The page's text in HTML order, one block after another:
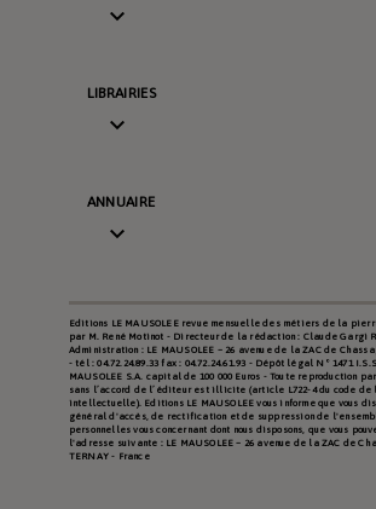

LIBRAIRIES

ANNUAIRE

Editions LE MAUSOLEE revue mensuelle des métiers de la
par M. René Motinot - Directeur de la rédaction : Claude Gargi
Administration : LE MAUSOLEE – 26 avenue de la ZAC de
- tél : 04.72.24.89.33 fax : 04.72.24.61.93 - Dépôt légal N° 1471
MAUSOLEE S.A. capital de 100 000 Euros - Toute reproduction
sans l’accord de l’éditeur est illicite (article L722-4 du code
intellectuelle). Editions LE MAUSOLEE vous informe que vous
général d'accès, de rectification et de suppression de
personnelles vous concernant dont nous disposons, que vous
l'adresse suivante : LE MAUSOLEE – 26 avenue de la ZAC de
TERNAY - France